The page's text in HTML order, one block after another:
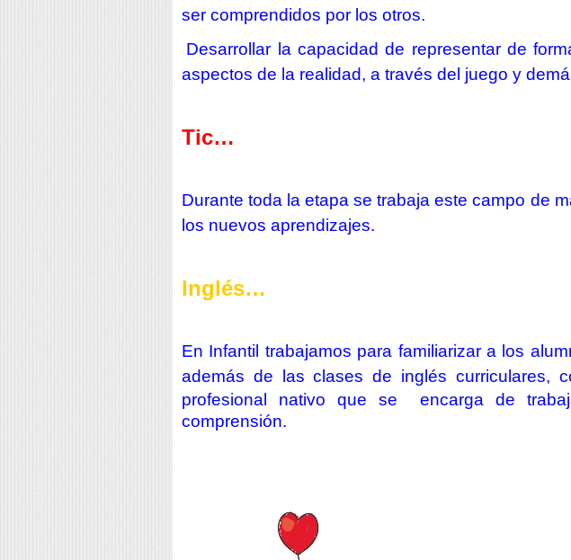
ser comprendidos por los otros.
Desarrollar la capacidad de representar de
aspectos de la realidad, a través del juego y
Tic…
Durante toda la etapa se trabaja este campo de
los nuevos aprendizajes.
Inglés…
En Infantil trabajamos para familiarizar a los
además de lasclasesde inglés curriculares,
profesional nativo que se encarga de
comprensión.